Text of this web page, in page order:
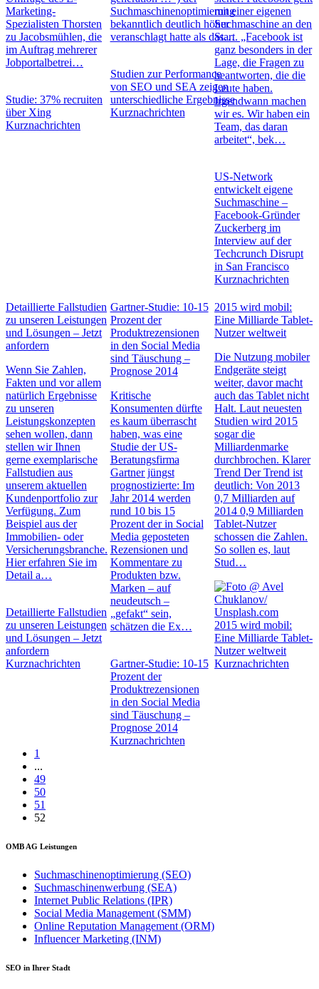
Marketing-
Spezialisten Thorsten
zu Jacobsmühlen, die
im Auftrag mehrerer
Jobportalbetrei…
Studie: 37% recruiten
über Xing
Kurznachrichten
Suchmaschinenoptimierung
bekanntlich deutlich höher
veranschlagt hatte als das…
Studien zur Performance
von SEO und SEA zeigen
unterschiedliche Ergebnisse
Kurznachrichten
mit einer eigenen
Suchmaschine an den
Start. „Facebook ist
ganz besonders in der
Lage, die Fragen zu
beantworten, die die
Leute haben.
Irgendwann machen
wir es. Wir haben ein
Team, das daran
arbeitet“, bek…
US-Network
entwickelt eigene
Suchmaschine –
Facebook-Gründer
Zuckerberg im
Interview auf der
Techcrunch Disrupt
in San Francisco
Kurznachrichten
Detaillierte Fallstudien
zu unseren Leistungen
und Lösungen – Jetzt
anfordern
Wenn Sie Zahlen,
Fakten und vor allem
natürlich Ergebnisse
zu unseren
Leistungskonzepten
sehen wollen, dann
stellen wir Ihnen
gerne exemplarische
Fallstudien aus
unserem aktuellen
Kundenportfolio zur
Verfügung. Zum
Beispiel aus der
Immobilien- oder
Versicherungsbranche.
Hier erfahren Sie im
Detail a…
Detaillierte Fallstudien
zu unseren Leistungen
und Lösungen – Jetzt
anfordern
Kurznachrichten
Gartner-Studie: 10-15
Prozent der
Produktrezensionen
in den Social Media
sind Täuschung –
Prognose 2014
Kritische
Konsumenten dürfte
es kaum überrascht
haben, was eine
Studie der US-
Beratungsfirma
Gartner jüngst
prognostizierte: Im
Jahr 2014 werden
rund 10 bis 15
Prozent der in Social
Media geposteten
Rezensionen und
Kommentare zu
Produkten bzw.
Marken – auf
neudeutsch –
„gefakt“ sein,
schätzen die Ex…
Gartner-Studie: 10-15
Prozent der
Produktrezensionen
in den Social Media
sind Täuschung –
Prognose 2014
Kurznachrichten
2015 wird mobil:
Eine Milliarde Tablet-
Nutzer weltweit
Die Nutzung mobiler
Endgeräte steigt
weiter, davor macht
auch das Tablet nicht
Halt. Laut neuesten
Studien wird 2015
sogar die
Milliardenmarke
durchbrochen. Klarer
Trend Der Trend ist
deutlich: Von 2013
0,7 Milliarden auf
2014 0,9 Milliarden
Tablet-Nutzer
schossen die Zahlen.
So sollen es, laut
Stud…
2015 wird mobil:
Eine Milliarde Tablet-
Nutzer weltweit
Kurznachrichten
1
...
49
50
51
52
OMB AG Leistungen
Suchmaschinenoptimierung (SEO)
Suchmaschinenwerbung (SEA)
Internet Public Relations (IPR)
Social Media Management (SMM)
Online Reputation Management (ORM)
Influencer Marketing (INM)
SEO in Ihrer Stadt